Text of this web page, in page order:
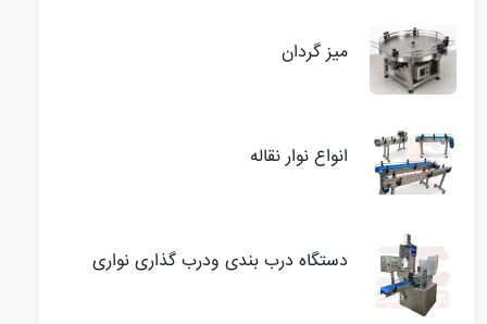
میز گردان
انواع نوار نقاله
دستگاه درب بندی ودرب گذاری نواری